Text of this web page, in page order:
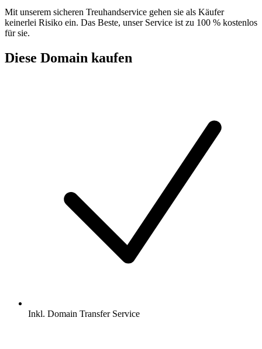
Mit unserem sicheren Treuhandservice gehen sie als Käufer
keinerlei Risiko ein. Das Beste, unser Service ist zu 100 % kostenlos
für sie.
Diese Domain kaufen
Inkl. Domain Transfer Service